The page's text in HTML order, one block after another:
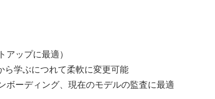
ップに最適）
学ぶにつれて柔軟に変更可能
ボーディング、現在のモデルの監査に最適